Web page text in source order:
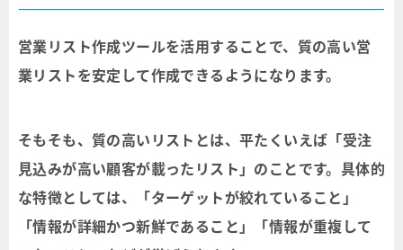
営業リスト作成ツールを活用することで、質の高い営
業リストを安定して作成できるようになります。
そもそも、質の高いリストとは、平たくいえば「受注
見込みが高い顧客が載ったリスト」のことです。具体的
な特徴としては、「ターゲットが絞れていること」
「情報が詳細かつ新鮮であること」「情報が重複して